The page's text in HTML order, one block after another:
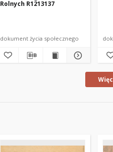
Rolnych R1213137
dokument życia społecznego